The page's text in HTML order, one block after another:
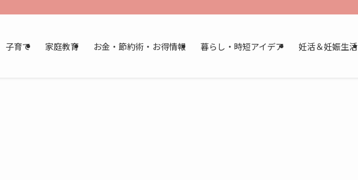
子育て 家庭教育 お金・節約術・お得情報 暮らし・時短アイデア 妊活＆妊娠生活